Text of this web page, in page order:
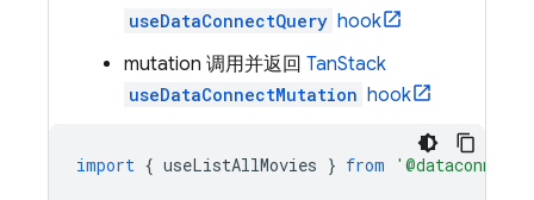
useDataConnectQuery hook
mutation 调用并返回 TanStack
useDataConnectMutation hook
import { useListAllMovies } from